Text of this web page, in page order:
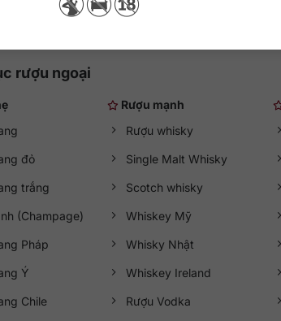
rượu ngoại
đỏ
trắng
(Champage)
Pháp
Ý
Chile
Rượu mạnh
Rượu whisky
Single Malt Whisky
Scotch whisky
Whiskey Mỹ
Whisky Nhật
Whiskey Ireland
Rượu Vodka